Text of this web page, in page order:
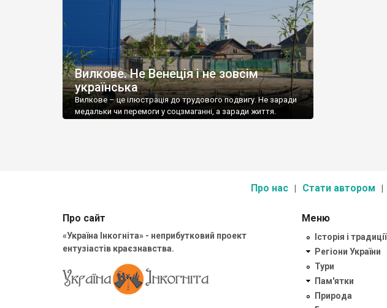
Вилкове. Не Венеція і не зовсім
українська
Вилкове – це ілюстрація до трудового подвигу. Не заради
медальки чи перемоги у соцзмаганні, а заради життя.
Про нас Стати автором
Про сайт
«Україна Інкогніта» - неприбутковий проект
ентузіастів краєзнавства.
Меню
Історія і традиції
Регіони України
Тури
Пам'ятки
Природа